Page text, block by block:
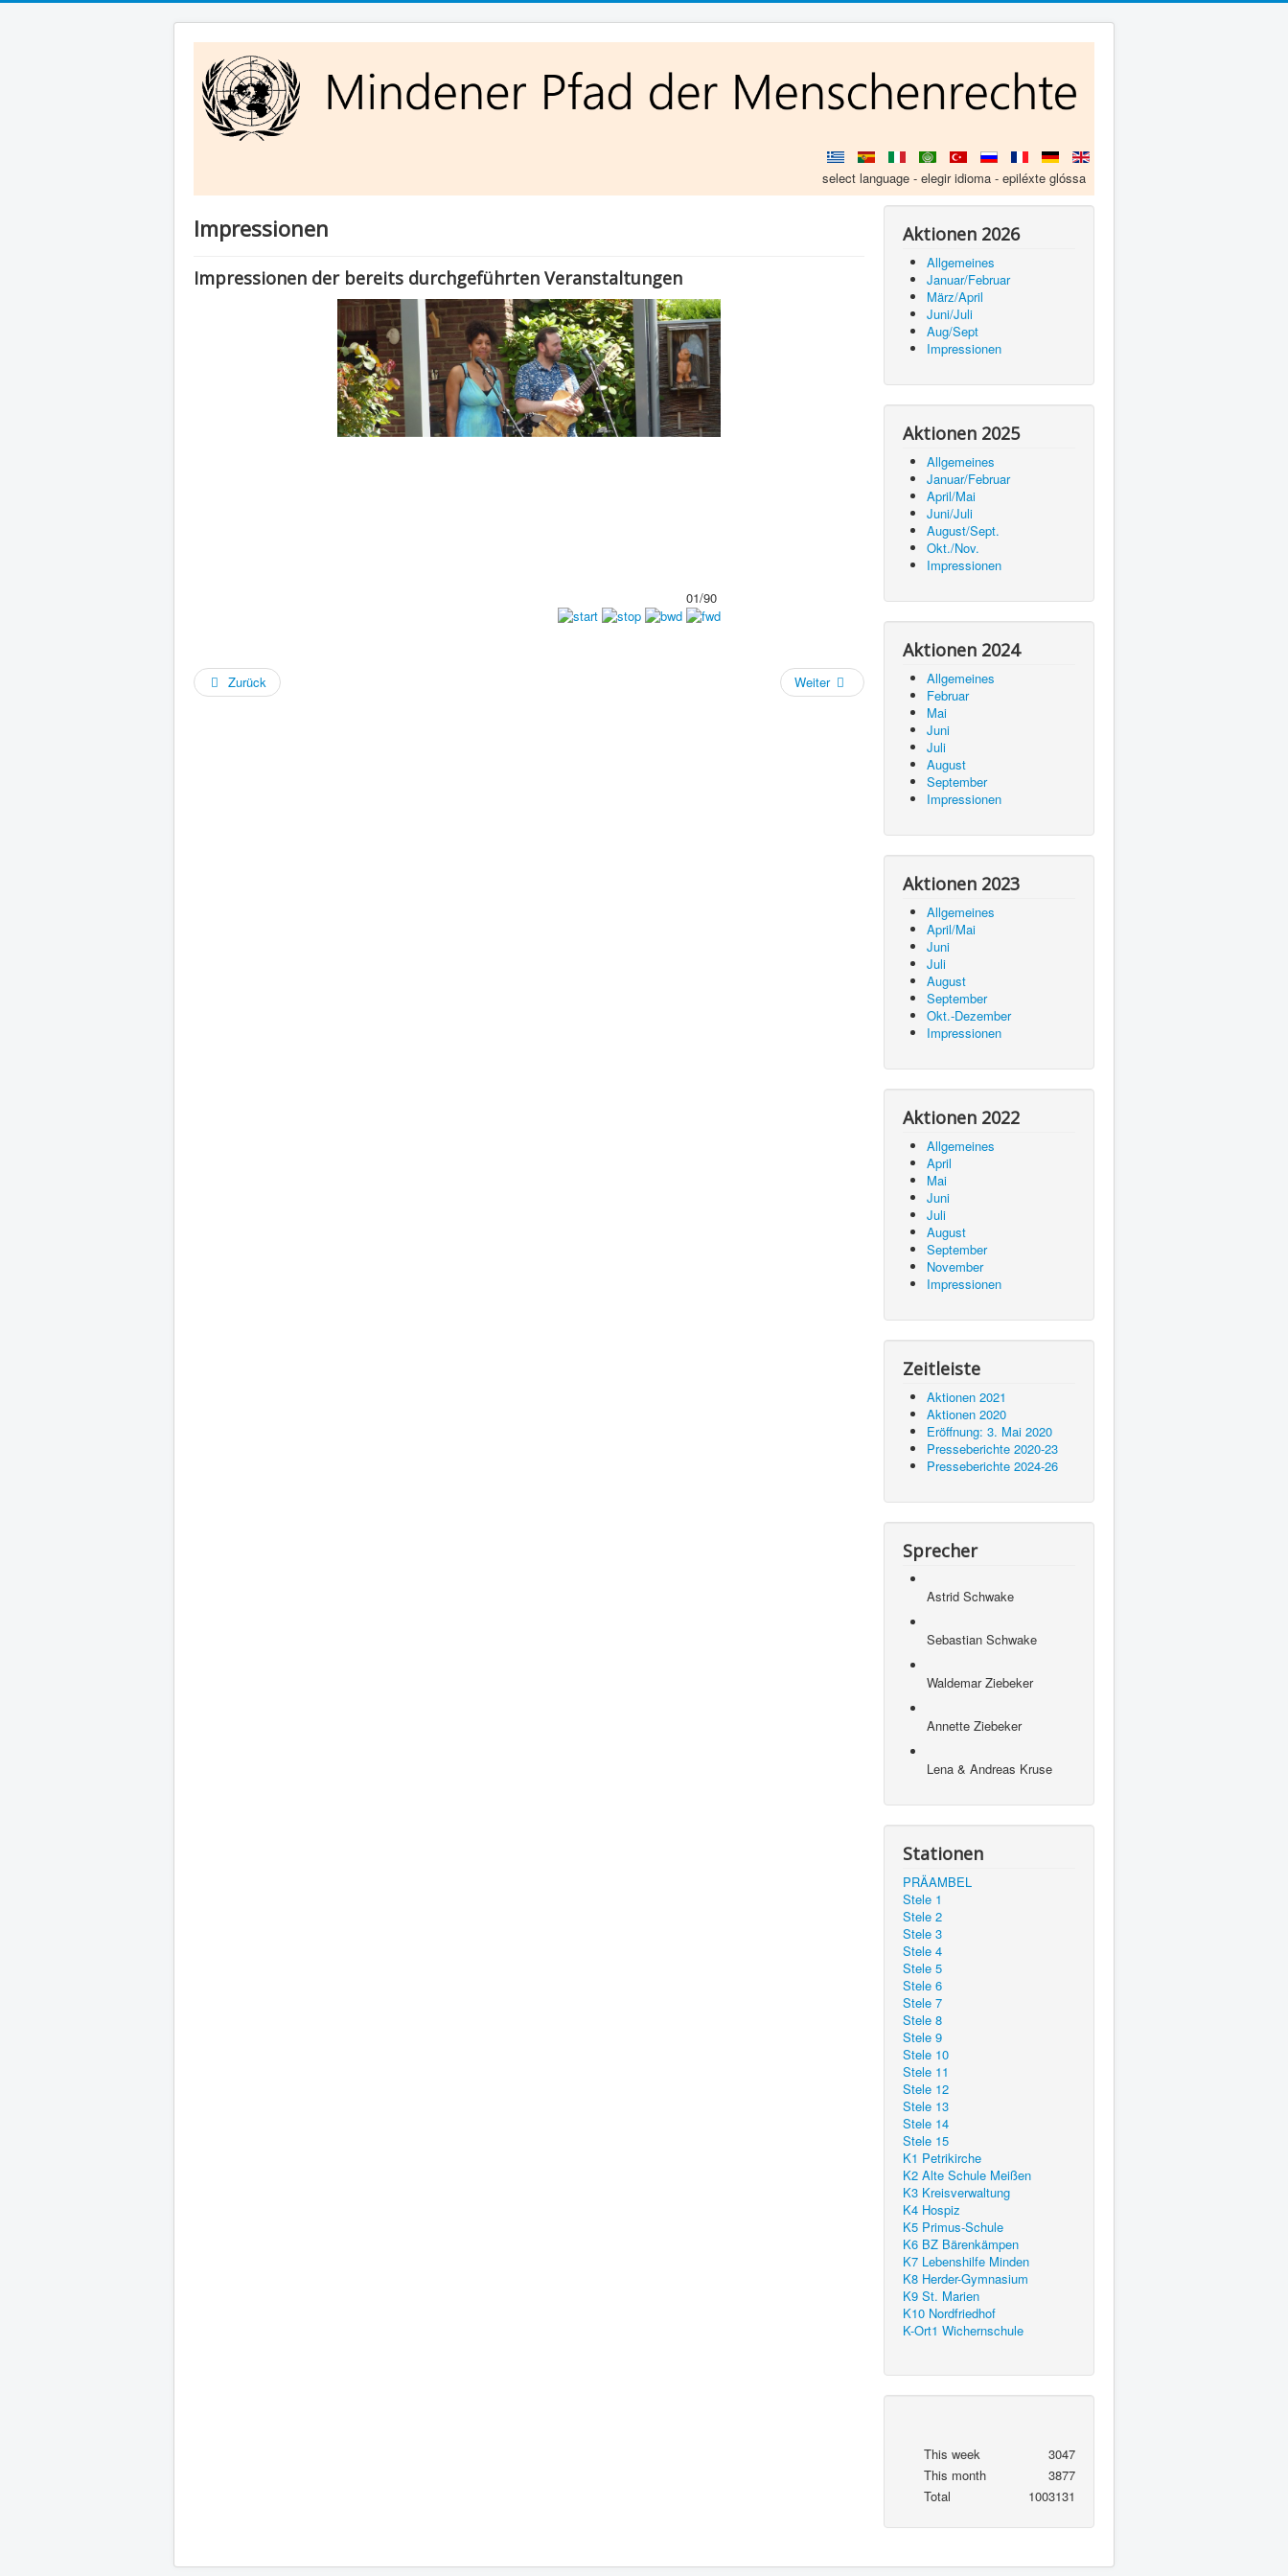
select language - elegir idioma - epiléxte glóssa
Impressionen
Impressionen der bereits durchgeführten Veranstaltungen
01/90
Zurück Weiter
Aktionen 2026
Allgemeines
Januar/Februar
März/April
Juni/Juli
Aug/Sept
Impressionen
Aktionen 2025
Allgemeines
Januar/Februar
April/Mai
Juni/Juli
August/Sept.
Okt./Nov.
Impressionen
Aktionen 2024
Allgemeines
Februar
Mai
Juni
Juli
August
September
Impressionen
Aktionen 2023
Allgemeines
April/Mai
Juni
Juli
August
September
Okt.-Dezember
Impressionen
Aktionen 2022
Allgemeines
April
Mai
Juni
Juli
August
September
November
Impressionen
Zeitleiste
Aktionen 2021
Aktionen 2020
Eröffnung: 3. Mai 2020
Presseberichte 2020-23
Presseberichte 2024-26
Sprecher
Astrid Schwake
Sebastian Schwake
Waldemar Ziebeker
Annette Ziebeker
Lena & Andreas Kruse
Stationen
PRÄAMBEL
Stele 1
Stele 2
Stele 3
Stele 4
Stele 5
Stele 6
Stele 7
Stele 8
Stele 9
Stele 10
Stele 11
Stele 12
Stele 13
Stele 14
Stele 15
K1 Petrikirche
K2 Alte Schule Meißen
K3 Kreisverwaltung
K4 Hospiz
K5 Primus-Schule
K6 BZ Bärenkämpen
K7 Lebenshilfe Minden
K8 Herder-Gymnasium
K9 St. Marien
K10 Nordfriedhof
K-Ort1 Wichernschule
This week
3047
This month
3877
Total
1003131